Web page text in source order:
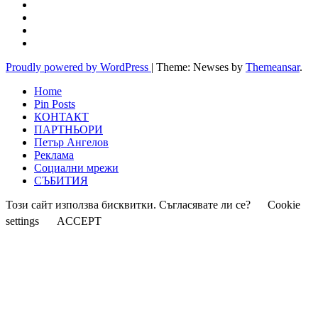
Proudly powered by WordPress | Theme: Newses by Themeansar.
Home
Pin Posts
КОНТАКТ
ПАРТНЬОРИ
Петър Ангелов
Реклама
Социални мрежи
СЪБИТИЯ
Този сайт използва бисквитки. Съгласявате ли се?
Cookie
settings
ACCEPT